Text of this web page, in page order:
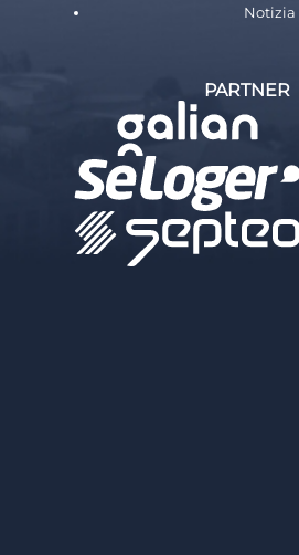
Notizia
PARTNER